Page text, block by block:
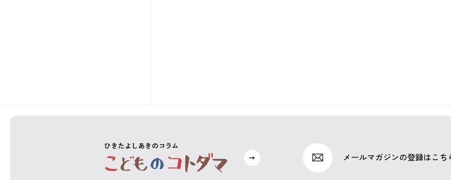
メールマガジンの登録はこち